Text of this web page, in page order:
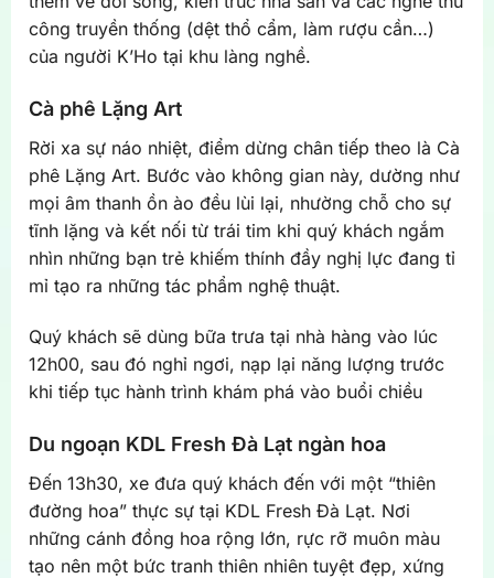
công truyền thống (dệt thổ cẩm, làm rượu cần…)
của người K’Ho tại khu làng nghề.
Cà phê Lặng Art
Rời xa sự náo nhiệt, điểm dừng chân tiếp theo là Cà
phê Lặng Art. Bước vào không gian này, dường như
mọi âm thanh ồn ào đều lùi lại, nhường chỗ cho sự
tĩnh lặng và kết nối từ trái tim khi quý khách ngắm
nhìn những bạn trẻ khiếm thính đầy nghị lực đang tỉ
mỉ tạo ra những tác phẩm nghệ thuật.
Quý khách sẽ dùng bữa trưa tại nhà hàng vào lúc
12h00, sau đó nghỉ ngơi, nạp lại năng lượng trước
khi tiếp tục hành trình khám phá vào buổi chiều
Du ngoạn KDL Fresh Đà Lạt ngàn hoa
Đến 13h30, xe đưa quý khách đến với một “thiên
đường hoa” thực sự tại KDL Fresh Đà Lạt. Nơi
những cánh đồng hoa rộng lớn, rực rỡ muôn màu
tạo nên một bức tranh thiên nhiên tuyệt đẹp, xứng